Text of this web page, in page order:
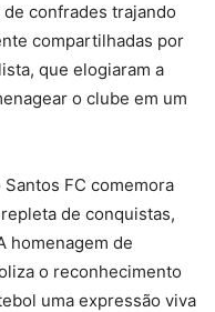
confrades trajando
compartilhadas por
que elogiaram a
o clube em um
Santos FC comemora
de conquistas,
homenagem de
o reconhecimento
uma expressão viva